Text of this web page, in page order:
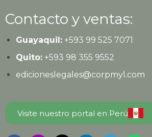
Contacto y ventas:
Guayaquil:+593 99 525 7071
Quito:+593 98 355 9552
edicioneslegales@corpmyl.com
Visite nuestro portal en Perú